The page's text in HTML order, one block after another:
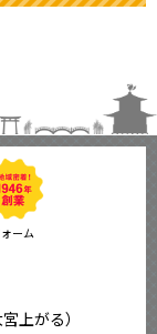
ーム
上がる）